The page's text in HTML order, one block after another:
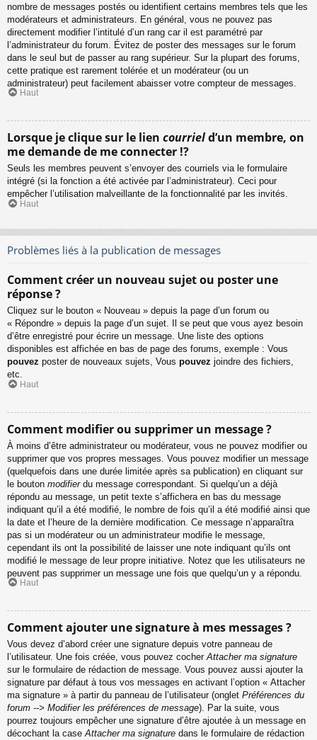
nombre de messages postés ou identifient certains membres tels que les
modérateurs et administrateurs. En général, vous ne pouvez pas
directement modifier l’intitulé d’un rang car il est paramétré par
l’administrateur du forum. Évitez de poster des messages sur le forum
dans le seul but de passer au rang supérieur. Sur la plupart des forums,
cette pratique est rarement tolérée et un modérateur (ou un
administrateur) peut facilement abaisser votre compteur de messages.
Haut
Lorsque je clique sur le lien courrield’un membre, on
me demande de me connecter !?
Seuls les membres peuvent s’envoyer des courriels via le formulaire
intégré (si la fonction a été activée par l’administrateur). Ceci pour
empêcher l’utilisation malveillante de la fonctionnalité par les invités.
Haut
Problèmes liés à la publication de messages
Comment créer un nouveau sujet ou poster une
réponse ?
Cliquez sur le bouton « Nouveau » depuis la page d’un forum ou
« Répondre » depuis la page d’un sujet. Il se peut que vous ayez besoin
d’être enregistré pour écrire un message. Une liste des options
disponibles est affichée en bas de page des forums, exemple : Vous
pouvez poster de nouveaux sujets, Vous pouvez joindre des fichiers,
etc.
Haut
Comment modifier ou supprimer un message ?
À moins d’être administrateur ou modérateur, vous ne pouvez modifier ou
supprimer que vos propres messages. Vous pouvez modifier un message
(quelquefois dans une durée limitée après sa publication) en cliquant sur
le bouton modifierdu message correspondant. Si quelqu’un a déjà
répondu au message, un petit texte s’affichera en bas du message
indiquant qu’il a été modifié, le nombre de fois qu’il a été modifié ainsi que
la date et l’heure de la dernière modification. Ce message n’apparaîtra
pas si un modérateur ou un administrateur modifie le message,
cependant ils ont la possibilité de laisser une note indiquant qu’ils ont
modifié le message de leur propre initiative. Notez que les utilisateurs ne
peuvent pas supprimer un message une fois que quelqu’un y a répondu.
Haut
Comment ajouter une signature à mes messages ?
Vous devez d’abord créer une signature depuis votre panneau de
l’utilisateur. Une fois créée, vous pouvez cocherAttacher ma signature
sur le formulaire de rédaction de message. Vous pouvez aussi ajouter la
signature par défaut à tous vos messages en activant l’option « Attacher
ma signature » à partir du panneau de l’utilisateur (onglet Préférences du
forum --> Modifier les préférences de message). Par la suite, vous
pourrez toujours empêcher une signature d’être ajoutée à un message en
décochant la caseAttacher ma signature dans le formulaire de rédaction